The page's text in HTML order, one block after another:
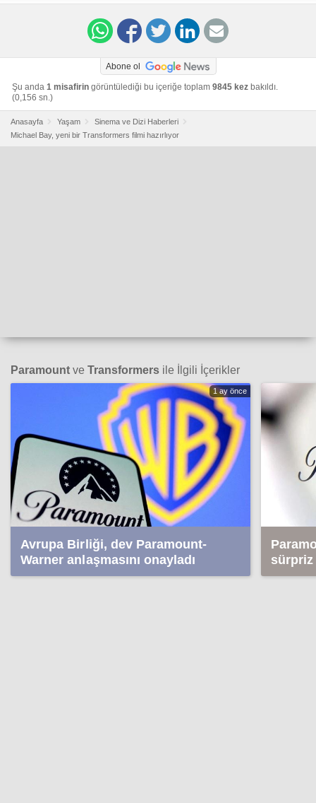
Abone ol
Şu anda 1 misafirin görüntülediği bu içeriğe toplam 9845 kez bakıldı.
(0,156 sn.)
Anasayfa Yaşam
Sinema ve Dizi Haberleri
Michael Bay, yeni bir Transformers filmi hazırlıyor
Paramount ve Transformers ile İlgili İçerikler
1 ay önce
Avrupa Birliği, dev Paramount-
Warner anlaşmasını onayladı
sürpriz